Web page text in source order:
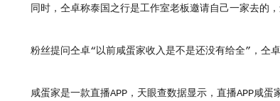
同时，仝卓称泰国之行是工作室老板邀请自己一家去的
粉丝提问仝卓“以前咸蛋家收入是不是还没有给全”，仝
咸蛋家是一款直播APP，天眼查数据显示，直播APP咸蛋